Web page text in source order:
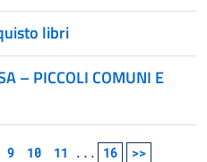
libri
– PICCOLI COMUNI E
9 10 11 ... 16 >>